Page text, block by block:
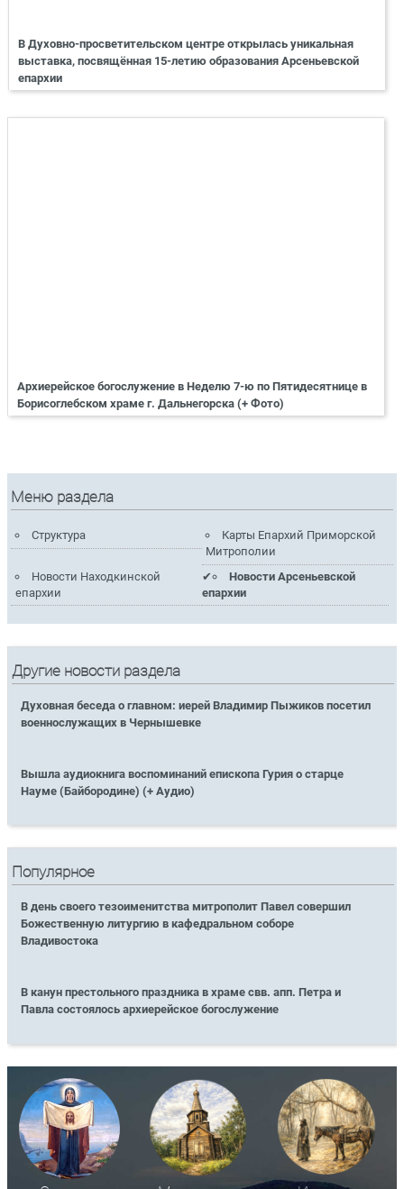
В Духовно-просветительском центре открылась уникальная
выставка, посвящённая 15-летию образования Арсеньевской
епархии
Архиерейское богослужение в Неделю 7-ю по Пятидесятнице в
Борисоглебском храме г. Дальнегорска (+ Фото)
Меню раздела
Структура
Карты Епархий Приморской
Митрополии
Новости Находкинской
епархии
Новости Арсеньевской
епархии
Другие новости раздела
Духовная беседа о главном: иерей Владимир Пыжиков посетил
военнослужащих в Чернышевке
Вышла аудиокнига воспоминаний епископа Гурия о старце
Науме (Байбородине) (+ Аудио)
Популярное
В день своего тезоименитства митрополит Павел совершил
Божественную литургию в кафедральном соборе
Владивостока
В канун престольного праздника в храме свв. апп. Петра и
Павла состоялось архиерейское богослужение